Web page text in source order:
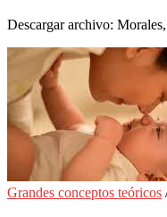
Descargar archivo:
Grandes conceptos teóricos